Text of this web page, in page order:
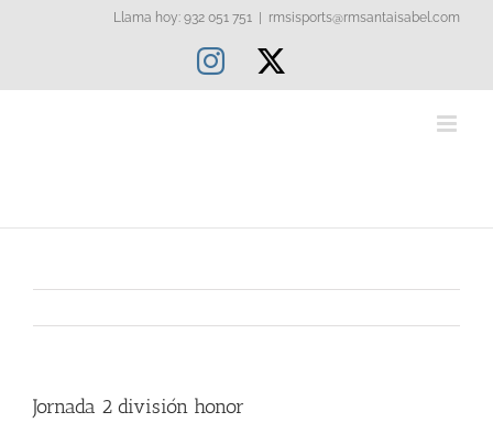
Llama hoy: 932 051 751 rmsisports@rmsantaisabel.com
Instagram
Jornada 2 división honor